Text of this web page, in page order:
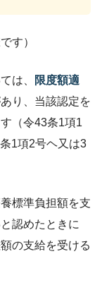
す）
は、
限度額適
り、当該認定を
（令43条1項1
1項2号ヘ又は3
標準負担額を支
認めたときに
の支給を受ける